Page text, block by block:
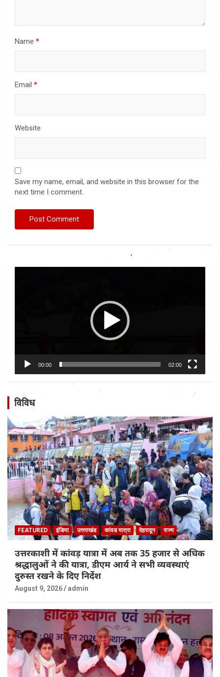
Name *
Email *
Website
Save my name, email, and website in this browser for the
next time I comment.
00:00 02:00
विविध
FEATURED इंडिया उत्तराखंड कांवड यात्रा देहरादून राज्य
उत्तरकाशी में कांवड़ यात्रा में अब तक 35 हजार से अधिक
श्रद्धालुओं ने की यात्रा, डीएम आर्य ने सभी व्यवस्थाएं
दुरुस्त रखने के दिए निर्देश
August 9, 2026 admin